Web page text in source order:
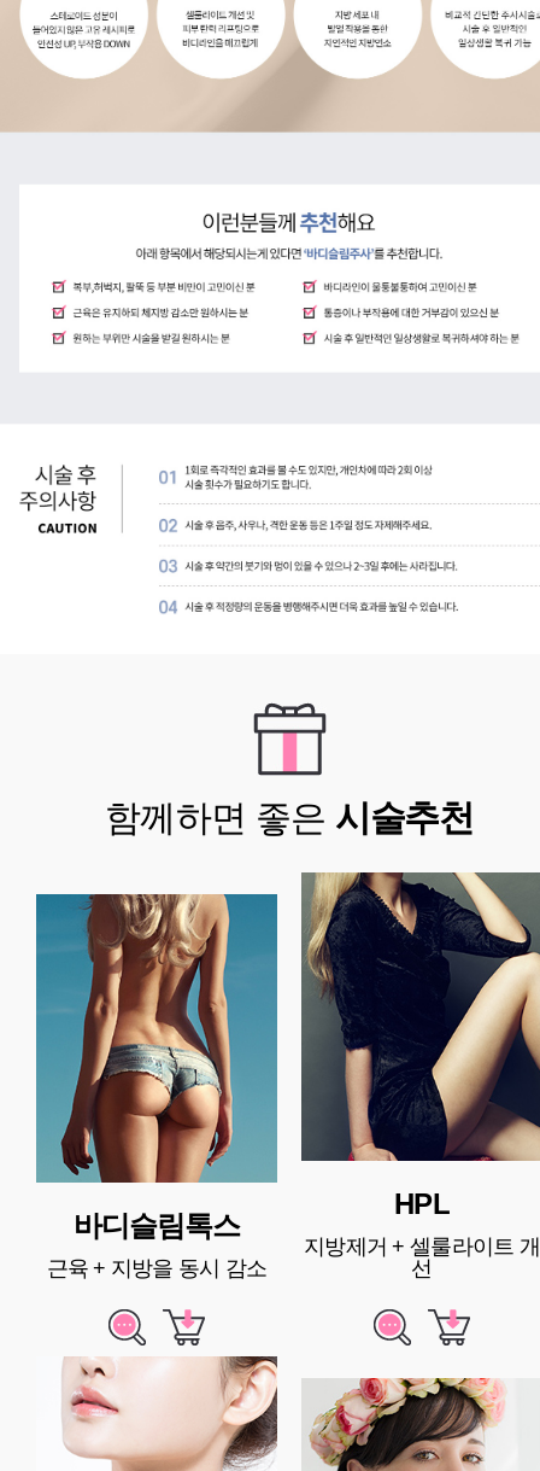
함께하면 좋은 시술추천
바디슬림톡스
근육 + 지방을 동시 감소
HPL
지방제거 + 셀룰라이트 개
선